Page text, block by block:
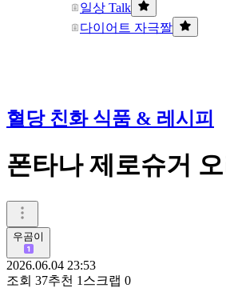
일상 Talk
다이어트 자극짤
혈당 친화 식품 & 레시피
폰타나 제로슈거
우곰이
2026.06.04 23:53
조회 37추천 1 스크랩 0